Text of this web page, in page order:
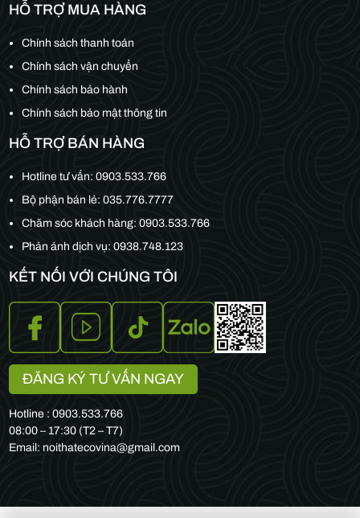
HỖ TRỢ MUA HÀNG
Chính sách thanh toán
Chính sách vận chuyển
Chính sách bảo hành
Chính sách bảo mật thông tin
HỖ TRỢ BÁN HÀNG
Hotline tư vấn:0903.533.766
Bộ phận bán lẻ:035.776.7777
Chăm sóc khách hàng:0903.533.766
Phản ánh dịch vụ: 0938.748.123
KẾT NỐI VỚI CHÚNG TÔI
ĐĂNG KÝ TƯ VẤN NGAY
Hotline : 0903.533.766
08:00 – 17:30 (T2 – T7)
Email: noithatecovina@gmail.com